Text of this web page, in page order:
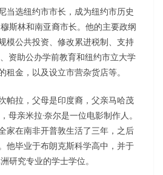
当选纽约市市长，成为纽约市历史
斯林和南亚裔市长。他的主要政纲
模公共投资、修改累进税制、支持
资助公办学前教育和纽约市立大学
租金，以及设立市营杂货店等。
帕拉，父母是印度裔，父亲马哈茂
母亲米拉·奈尔是一位电影制作人。
家在南非开普敦生活了三年，之后
他毕业于布朗克斯科学高中，并于
研究专业的学士学位。